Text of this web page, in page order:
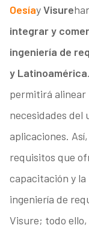
OesíayVisure
integrar y
ingeniería de
y Latinoamérica
permitirá alinear
necesidades del
aplicaciones.
requisitos que
capacitación y
ingeniería de
Visure; todo